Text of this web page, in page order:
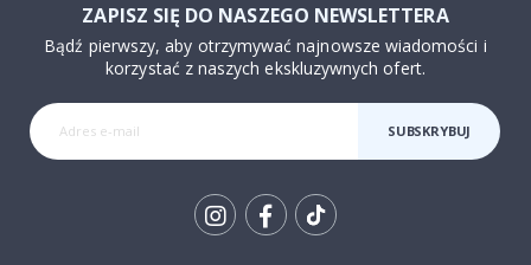
ZAPISZ SIĘ DO NASZEGO NEWSLETTERA
Bądź pierwszy, aby otrzymywać najnowsze wiadomości i
korzystać z naszych ekskluzywnych ofert.
SUBSKRYBUJ